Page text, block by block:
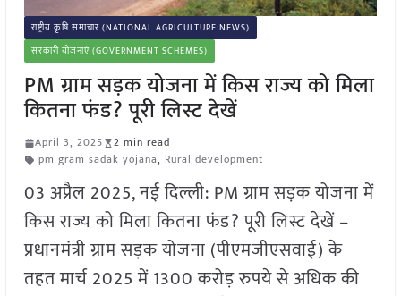
राष्ट्रीय कृषि समाचार (NATIONAL AGRICULTURE NEWS)
सरकारी योजनाएं (GOVERNMENT SCHEMES)
PM ग्राम सड़क योजना में किस राज्य को मिला
कितना फंड? पूरी लिस्ट देखें
April 3, 2025
2 min read
pm gram sadak yojana, Rural development
03 अप्रैल 2025, नई दिल्ली: PM ग्राम सड़क योजना में
किस राज्य को मिला कितना फंड? पूरी लिस्ट देखें –
प्रधानमंत्री ग्राम सड़क योजना (पीएमजीएसवाई) के
तहत मार्च 2025 में 1300 करोड़ रुपये से अधिक की